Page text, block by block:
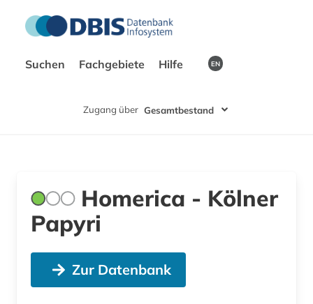
Suchen Fachgebiete Hilfe EN
Zugang über Gesamtbestand
Homerica - Kölner
Papyri
Zur Datenbank